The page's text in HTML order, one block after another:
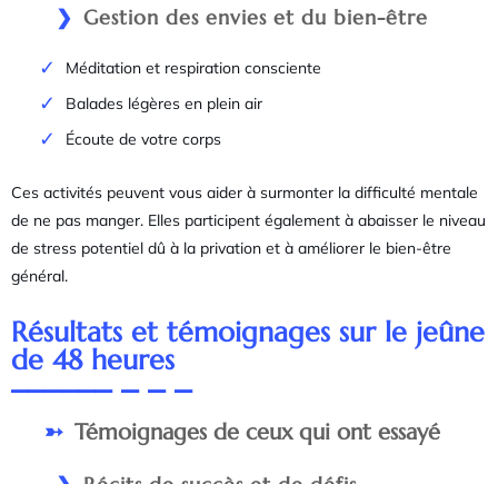
Gestion des envies et du bien-être
Méditation et respiration consciente
Balades légères en plein air
Écoute de votre corps
Ces activités peuvent vous aider à surmonter la difficulté mentale
de ne pas manger. Elles participent également à abaisser le niveau
de stress potentiel dû à la privation et à améliorer le bien-être
général.
Résultats et témoignages sur le jeûne
de 48 heures
Témoignages de ceux qui ont essayé